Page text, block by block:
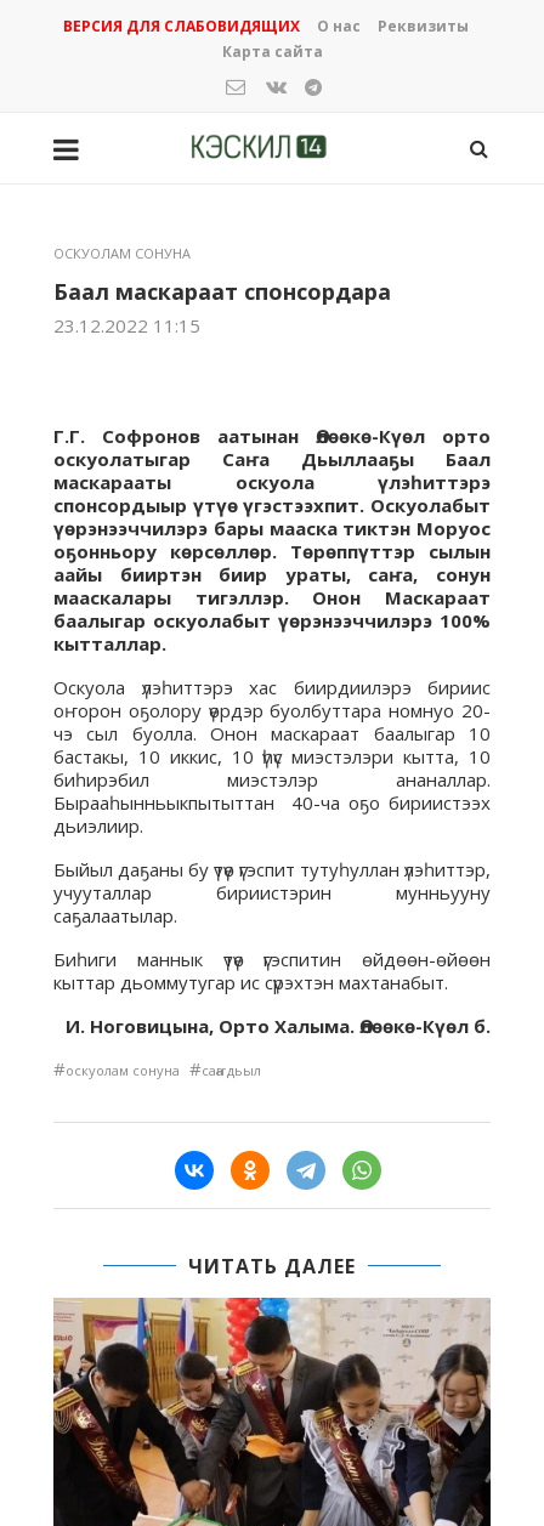
ВЕРСИЯ ДЛЯ СЛАБОВИДЯЩИХ О нас
Реквизиты
Карта сайта
ОСКУОЛАМ СОНУНА
Баал маскараат спонсордара
23.12.2022 11:15
Г.Г. Софронов аатынан Өлөөкө-Күөл орто
оскуолатыгар Саҥа Дьыллааҕы Баал
маскарааты оскуола үлэһиттэрэ
спонсордыыр үтүө үгэстээхпит. Оскуолабыт
үөрэнээччилэрэ бары мааска тиктэн Моруос
оҕонньору көрсөллөр. Төрөппүттэр сылын
аайы бииртэн биир ураты, саҥа, сонун
мааскалары тигэллэр. Онон Маскараат
баалыгар оскуолабыт үөрэнээччилэрэ 100%
кытталлар.
Оскуола үлэһиттэрэ хас биирдиилэрэ бириис
оҥорон оҕолору үөрдэр буолбуттара номнуо 20-
чэ сыл буолла. Онон маскараат баалыгар 10
бастакы, 10 иккис, 10 үһүс миэстэлэри кытта, 10
биһирэбил миэстэлэр ананаллар.
Бырааһынньыкпытыттан 40-ча оҕо бириистээх
дьиэлиир.
Быйыл даҕаны бу үтүө үгэспит тутуһуллан үлэһиттэр,
учууталлар бириистэрин мунньууну
саҕалаатылар.
Биһиги маннык үтүө үгэспитин өйдөөн-өйөөн
кыттар дьоммутугар ис сүрэхтэн махтанабыт.
И. Ноговицына, Орто Халыма. Өлөөкө-Күөл б.
#оскуолам сонуна #саҥа дьыл
ЧИТАТЬ ДАЛЕЕ